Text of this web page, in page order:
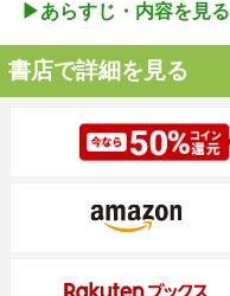
▶︎あらすじ・内容を見る
書店で詳細を見る